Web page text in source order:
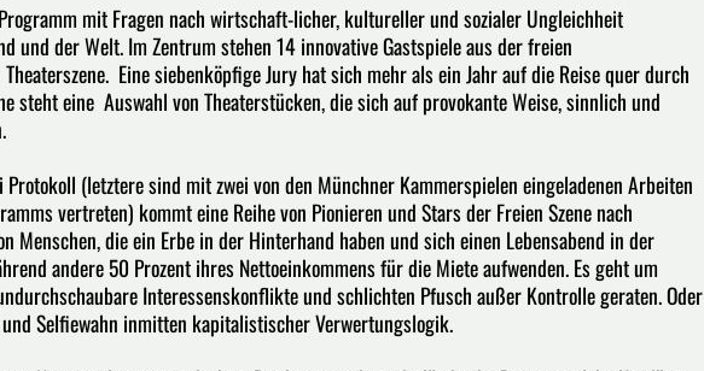
mit Fragen nach wirtschaft-licher, kultureller und sozialer Ungleichheit
und der Welt. Im Zentrum stehen 14 innovative Gastspiele aus der freien
Eine siebenköpfige Jury hat sich mehr als ein Jahr auf die Reise quer durch
steht eine Auswahl von Theaterstücken, die sich auf provokante Weise, sinnlich und
Protokoll (letztere sind mit zwei von den Münchner Kammerspielen eingeladenen Arbeiten
vertreten) kommt eine Reihe von Pionieren und Stars der Freien Szene nach
Menschen, die ein Erbe in der Hinterhand haben und sich einen Lebensabend in der
andere 50 Prozent ihres Nettoeinkommens für die Miete aufwenden. Es geht um
Interessenskonflikte und schlichten Pfusch außer Kontrolle geraten. Oder
Selfiewahn inmitten kapitalistischer Verwertungslogik.